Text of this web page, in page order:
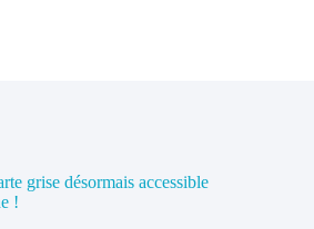
grise désormais accessible
!